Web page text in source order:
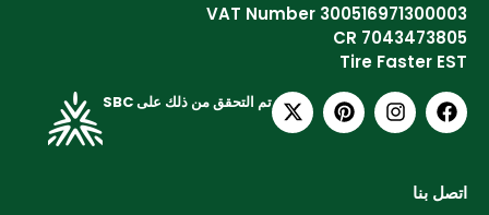
VAT Number 300516971300003
CR 7043473805
Tire Faster EST
تم التحقق من ذلك على SBC
اتصل بنا